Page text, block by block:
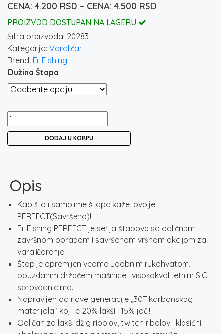
4.200 RSD – 4.500 RSD
PROIZVOD DOSTUPAN NA LAGERU
Šifra proizvoda: 20283
Kategorija: Varaličari
Brend: Fil Fishing
Dužina Štapa
FIL
FISHING
DODAJ U KORPU
Opis
Kao što i samo ime štapa kaže, ovo je
PERFECT(Savršeno)!
Fil Fishing PERFECT je serija štapova sa odličnom
završnom obradom i savršenom vršnom akcijom za
varaličarenje.
Štap je opremljen veoma udobnim rukohvatom,
pouzdanim držačem mašinice i visokokvalitetnim SiC
sprovodnicima.
Napravljen od nove generacije „30T karbonskog
materijala“ koji je 20% lakši i 15% jači!
Odličan za lakši džig ribolov, twitch ribolov i klasični